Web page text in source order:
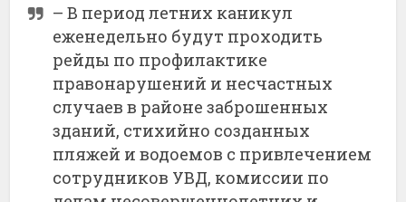
– В период летних каникул
еженедельно будут проходить
рейды по профилактике
правонарушений и несчастных
случаев в районе заброшенных
зданий, стихийно созданных
пляжей и водоемов с привлечением
сотрудников УВД, комиссии по